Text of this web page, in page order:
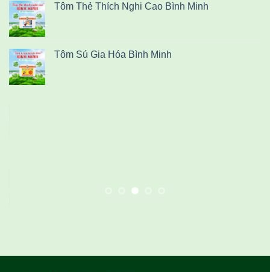
Tôm Thẻ Thích Nghi Cao Bình Minh
Tôm Sú Gia Hóa Bình Minh